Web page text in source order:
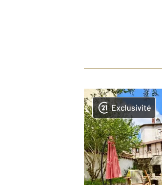
Exclusivité